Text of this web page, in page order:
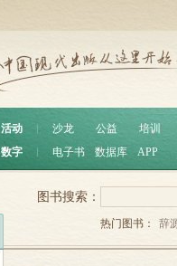
活动 沙龙 公益
培训
数字
电子书 数据库 APP
图书搜索：
热门图书： 辞